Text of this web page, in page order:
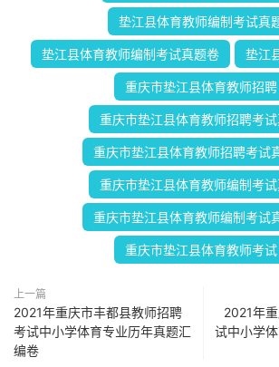
垫江县体育教师编制考试真
垫江县体育教师编制考试真题卷 垫江
重庆市垫江县体育教师招聘
重庆市垫江县体育教师招聘考
重庆市垫江县体育教师招聘考试
重庆市垫江县体育教师编制考
重庆市垫江县体育教师编制考试
重庆市垫江县体育教师考试
上一篇
2021年重庆市丰都县教师招聘
考试中小学体育专业历年真题汇
编卷
2021年
试中小学